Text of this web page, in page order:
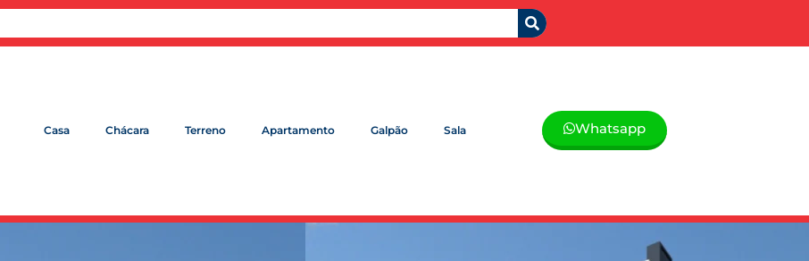
Casa Chácara Terreno Apartamento Galpão Sala Whatsapp